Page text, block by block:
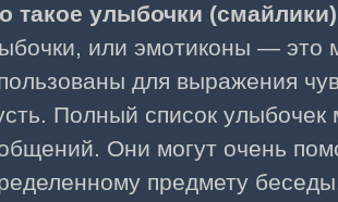
такое улыбочки
или эмотиконы — это
для выражения
Полный список
Они могут очень
предмету